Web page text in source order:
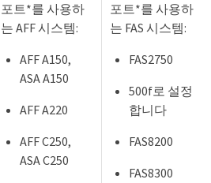
포트*를 사용하
는 AFF 시스템:
AFF A150,
ASA A150
AFF A220
AFF C250,
ASA C250
포트*를 사용하
는 FAS 시스템:
FAS2750
500f로 설정
합니다
FAS8200
FAS8300